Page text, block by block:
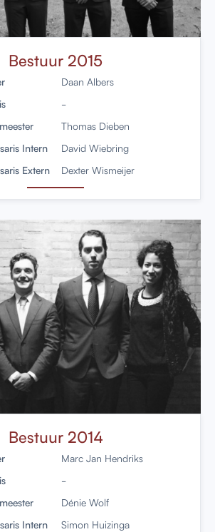
Bestuur 2015
Daan Albers
-
Thomas Dieben
Intern
David Wiebring
Extern
Dexter Wismeijer
Bestuur 2014
Marc Jan Hendriks
-
Dénie Wolf
Intern
Simon Huizinga